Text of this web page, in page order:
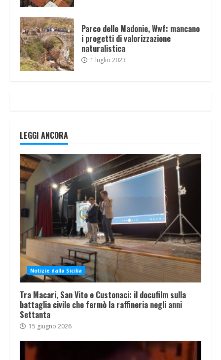
Parco delle Madonie, Wwf: mancano
i progetti di valorizzazione
naturalistica
1 luglio 2023
LEGGI ANCORA
Notizie dalla Sicilia
Tra Macari, San Vito e Custonaci: il docufilm sulla
battaglia civile che fermò la raffineria negli anni
Settanta
15 giugno 2026